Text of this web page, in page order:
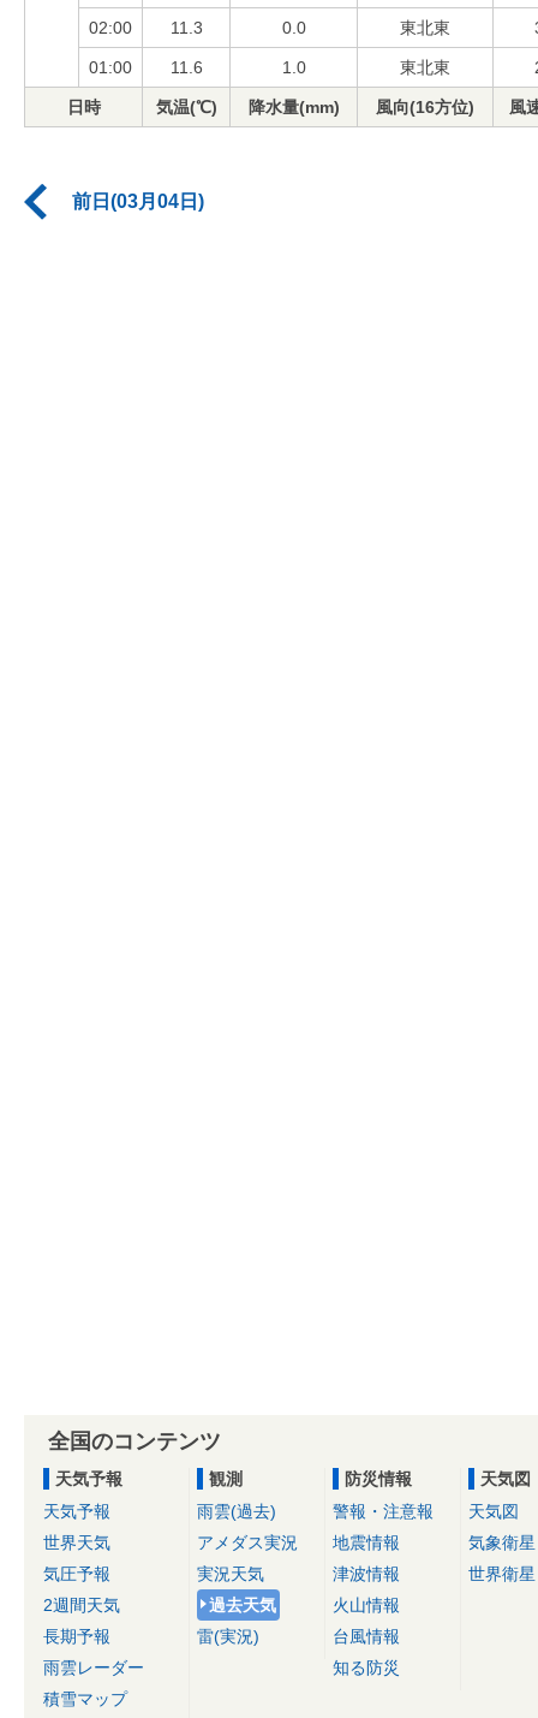
02:00 11.3 0.0 東北東
01:00 11.6 1.0 東北東
日時 気温(℃) 降水量(mm) 風向(16方位) 風
前日(03月04日)
全国のコンテンツ
天気予報
天気予報
世界天気
気圧予報
2週間天気
長期予報
雨雲レーダー
積雪マップ
観測
雨雲(過去)
アメダス実況
実況天気
過去天気
雷(実況)
防災情報
警報・注意報
地震情報
津波情報
火山情報
台風情報
知る防災
天気図
天気図
気象衛星
世界衛星